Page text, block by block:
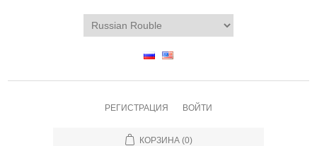
РЕГИСТРАЦИЯ ВОЙТИ
КОРЗИНА (0)